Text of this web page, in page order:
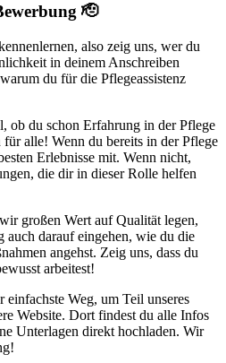
🫡
also zeig uns, wer du
in deinem Anschreiben
du für die Pflegeassistenz
ob du schon Erfahrung in der Pflege
alle! Wenn du bereits in der Pflege
Erlebnisse mit. Wenn nicht,
die dir in dieser Rolle helfen
großen Wert auf Qualität legen,
auch darauf eingehen, wie du die
angehst. Zeig uns, dass du
arbeitest!
einfachste Weg, um Teil unseres
Website. Dort findest du alle Infos
Unterlagen direkt hochladen. Wir